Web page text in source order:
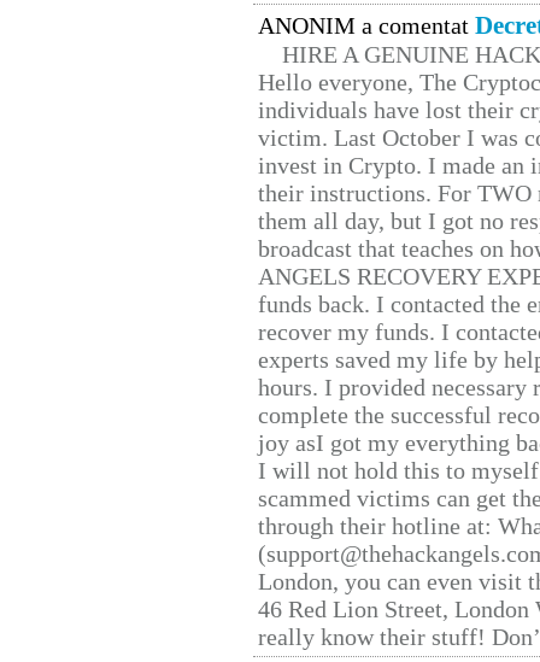
ANONIM a comentat
HIRE A GENUINE
Hello everyone, The
individuals have lost their
victim. Last October I was
invest in Crypto. I made
their instructions. For TWO
them all day, but I got no
broadcast that teaches on
ANGELS RECOVERY
funds back. I contacted the
recover my funds. I
experts saved my life by
hours. I provided
complete the successful
joy asI got my everything
I will not hold this to
scammed victims can get
through their hotline at:
London, you can even visit
46 Red Lion Street, London
really know their stuff!